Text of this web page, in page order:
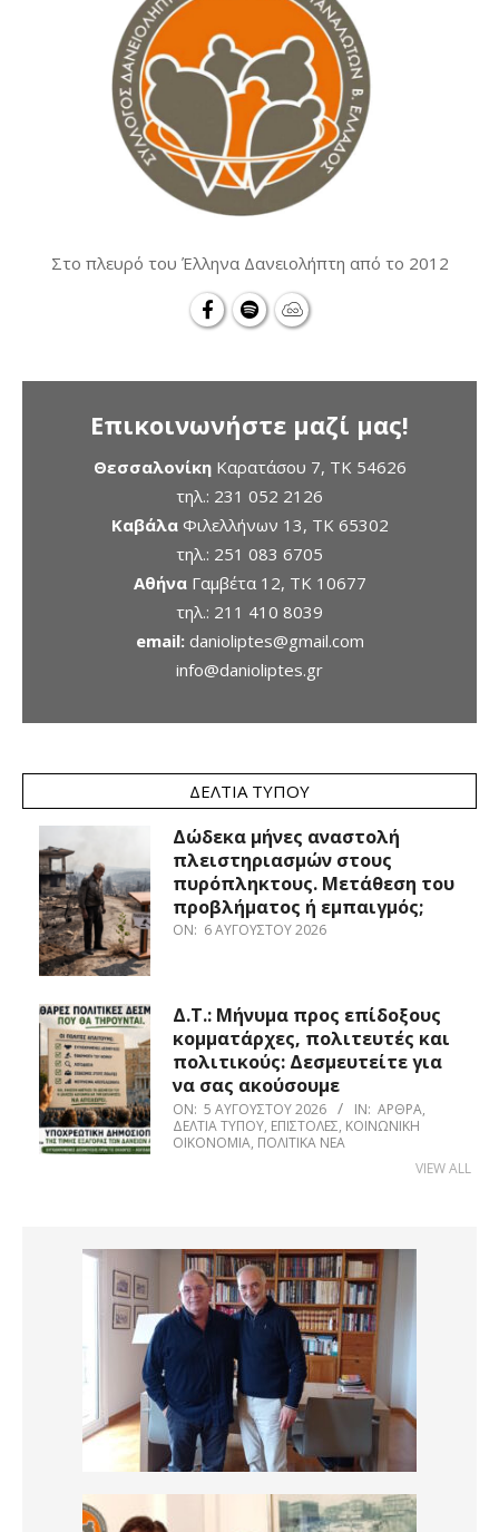
Στο πλευρό του Έλληνα Δανειολήπτη από το 2012
Επικοινωνήστε μαζί μας!
ΘεσσαλονίκηΚαρατάσου 7, TK 54626
τηλ.: 231 052 2126
ΚαβάλαΦιλελλήνων 13, ΤΚ 65302
τηλ.: 251 083 6705
ΑθήναΓαμβέτα 12, ΤΚ 10677
τηλ.: 211 410 8039
email: danioliptes@gmail.com
info@danioliptes.gr
ΔΕΛΤΊΑ ΤΎΠΟΥ
Δώδεκα μήνες αναστολή
πλειστηριασμών στους
πυρόπληκτους. Μετάθεση του
προβλήματος ή εμπαιγμός;
ON: 6 ΑΥΓΟΎΣΤΟΥ 2026
Δ.Τ.: Μήνυμα προς επίδοξους
κομματάρχες, πολιτευτές και
πολιτικούς: Δεσμευτείτε για
να σας ακούσουμε
ON: 5 ΑΥΓΟΎΣΤΟΥ 2026 IN: ΆΡΘΡΑ,
ΔΕΛΤΊΑ ΤΎΠΟΥ, ΕΠΙΣΤΟΛΈΣ, ΚΟΙΝΩΝΙΚΉ
ΟΙΚΟΝΟΜΊΑ, ΠΟΛΙΤΙΚΆ ΝΈΑ
VIEW ALL